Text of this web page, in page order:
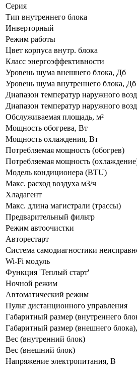
Серия
Тип внутреннего блока
Инверторный
Режим работы
Цвет корпуса внутр. блока
Класс энергоэффективности
Уровень шума внешнего блока, Дб
Уровень шума внутреннего блока, Дб
Диапазон температур наружного
Диапазон температур наружного
Обслуживаемая площадь, м²
Мощность обогрева, Вт
Мощность охлаждения, Вт
Потребляемая мощность (обогрев)
Потребляемая мощность
Модель кондиционера (BTU)
Макс. расход воздуха м3/ч
Хладагент
Макс. длина магистрали (трассы)
Предварительный фильтр
Режим автоочистки
Авторестарт
Система самодиагностики
Wi-Fi модуль
Функция 'Теплый старт'
Ночной режим
Автоматический режим
Пульт дистанционного управления
Габаритный размер (внутреннего
Габаритный размер (внешнего
Вес (внутренний блок)
Вес (внешний блок)
Напряжение электропитания, В